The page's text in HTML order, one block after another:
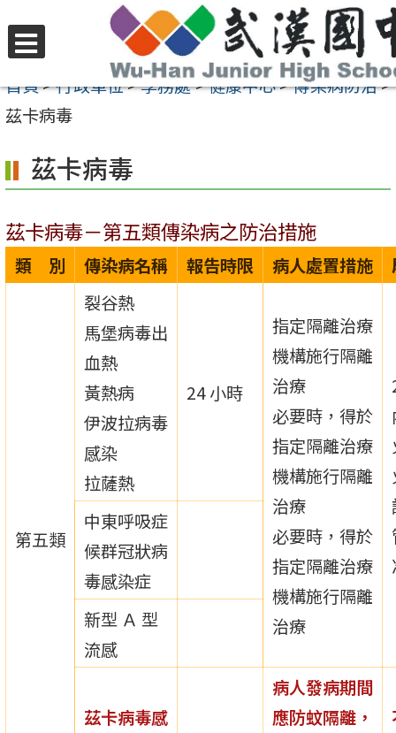
至
要
容
區
選
單
首頁>行政單位>學務處>健康中心>傳染病防治>
茲卡病毒
茲卡病毒
茲卡病毒－第五類傳染病之防治措施
類 別 傳染病名稱 報告時限 病人處置措施
第五類
裂谷熱
馬堡病毒出
血熱
黃熱病
伊波拉病毒
感染
拉薩熱
24 小時
指定隔離治療
機構施行隔離
治療
必要時，得於
指定隔離治療
機構施行隔離
治療
必要時，得於
指定隔離治療
機構施行隔離
治療
中東呼吸症
候群冠狀病
毒感染症
新型 Ａ 型
流感
茲卡病毒感
病人發病期間
應防蚊隔離，